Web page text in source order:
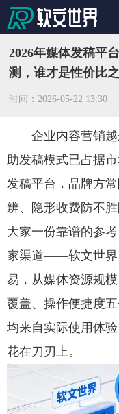
2026年媒体发稿平
测，谁才是性价比
时间：2026-05-22 13:30
企业内容营销
助发稿模式已占据
发稿平台，品牌方
辨、隐形收费防不
大家一份靠谱的参
家渠道——软文世界
易，从媒体资源规
覆盖、操作便捷度
均来自实际使用体
花在刀刃上。